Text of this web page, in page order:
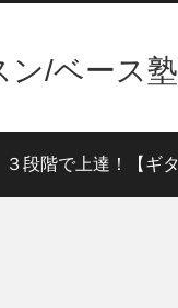
ン/ベース塾